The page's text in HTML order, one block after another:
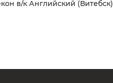
в/к Английский (Витебск)